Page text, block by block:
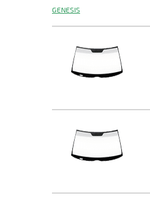
GENESIS